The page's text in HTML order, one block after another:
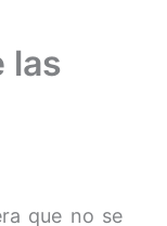
las
que no se